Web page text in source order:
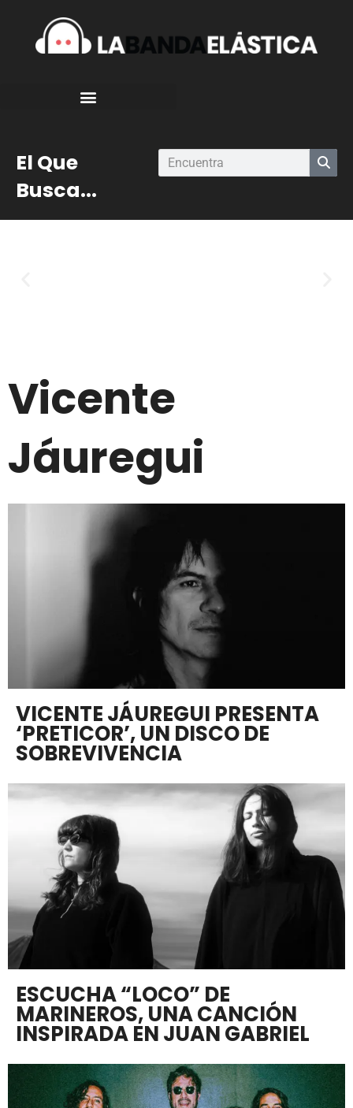
El Que
Busca...
Vicente
Jáuregui
VICENTE JÁUREGUI PRESENTA
‘PRETICOR’, UN DISCO DE
SOBREVIVENCIA
ESCUCHA “LOCO” DE
MARINEROS, UNA CANCIÓN
INSPIRADA EN JUAN GABRIEL